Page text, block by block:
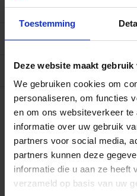
Toestemming
Deze website maakt gebruik
We gebruiken cookies om
personaliseren, om functies
en om ons websiteverkeer
informatie over uw gebruik
partners voor social media,
partners kunnen deze
informatie die u aan ze heeft
verzameld op basis van uw
Beschrijving
Reviews 0/10
Specificaties per 100
Op werkdagen voor 15.00
verzonden.
100 gram
Art# 22219G
Op voorraad
Koop 3
1 kilo